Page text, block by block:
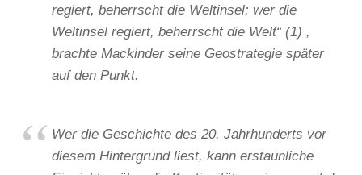
regiert, beherrscht die Weltinsel; wer die
Weltinsel regiert, beherrscht die Welt“ (1) ,
brachte Mackinder seine Geostrategie später
auf den Punkt.
Wer die Geschichte des 20. Jahrhunderts vor
diesem Hintergrund liest, kann erstaunliche